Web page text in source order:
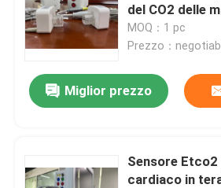
del CO2 delle
MOQ：1 pc
Prezzo：
Miglior prezzo
Sensore
cardiaco in